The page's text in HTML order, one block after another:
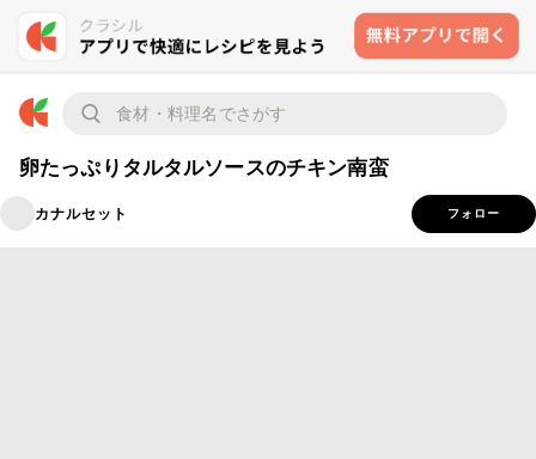
卵たっぷりタルタルソースのチキン南蛮
カナルセット フォロー